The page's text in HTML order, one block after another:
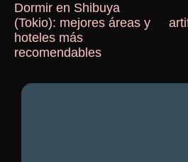
Dormir en Shibuya
(Tokio): mejores áreas y
hoteles más
recomendables